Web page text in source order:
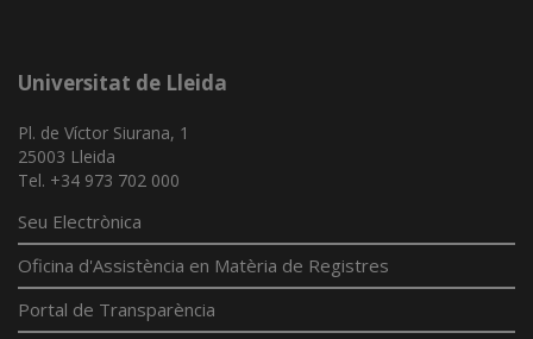
Universitat de Lleida
Pl. de Víctor Siurana, 1
25003 Lleida
Tel. +34 973 702 000
Seu Electrònica
Oficina d'Assistència en Matèria de Registres
Portal de Transparència